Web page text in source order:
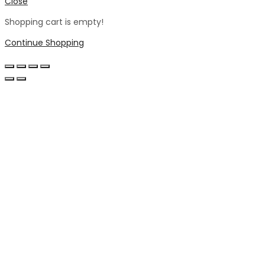
Shopping cart is empty!
Continue Shopping